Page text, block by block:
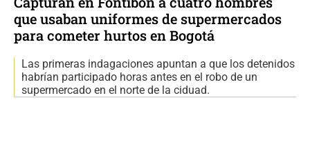
que usaban uniformes de supermercados
para cometer hurtos en Bogotá
Las primeras indagaciones apuntan a que los detenidos
habrían participado horas antes en el robo de un
supermercado en el norte de la ciduad.